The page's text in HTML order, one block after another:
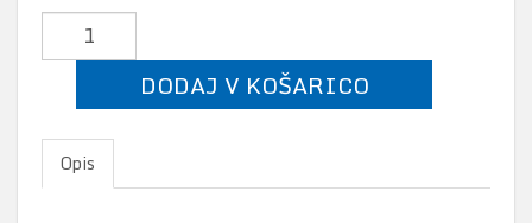
DODAJ V KOŠARICO
Opis